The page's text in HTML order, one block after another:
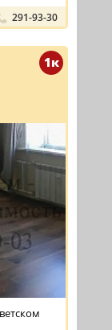
291-93-30
1к